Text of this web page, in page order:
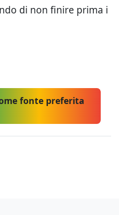
di non finire prima i
fonte preferita